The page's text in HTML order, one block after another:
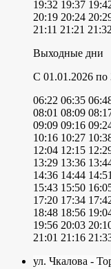
19:32 19:37
20:19 20:24
21:11 21:21
Выходные дни
C 01.01.2026 по
06:22 06:35
08:01 08:09
09:09 09:16
10:16 10:27
12:04 12:15
13:29 13:36
14:36 14:44
15:43 15:50
17:20 17:34
18:48 18:56
19:56 20:03
21:01 21:16
ул. Чкалова -